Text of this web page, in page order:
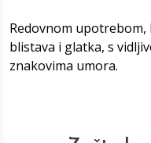
Redovnom upotrebom,
blistava i glatka, s
znakovima umora.